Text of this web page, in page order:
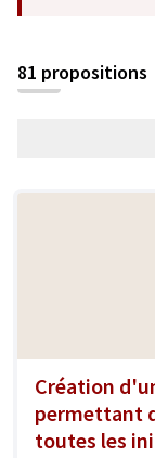
81 propositions
Création
permettant
toutes les